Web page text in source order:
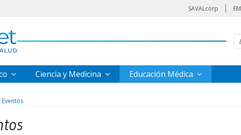
SAVALcorp
Ciencia y Medicina Educación Médica